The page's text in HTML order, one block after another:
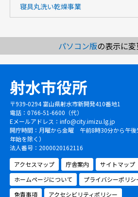
寝具丸洗い乾燥事業
パソコン版の表示に
射水市役所
〒939-0294 富山県射水市新開発410番地1
電話：0766-51-6600（代）
Eメールアドレス： info@city.imizu.lg.jp
開庁時間：月曜から金曜 午前8時30分から午後
年始を除く）
法人番号：2000020162116
アクセスマップ
庁舎案内
サイトマップ
ホームページについて
プライバシーポリシ
免責事項
アクセシビリティポリシー